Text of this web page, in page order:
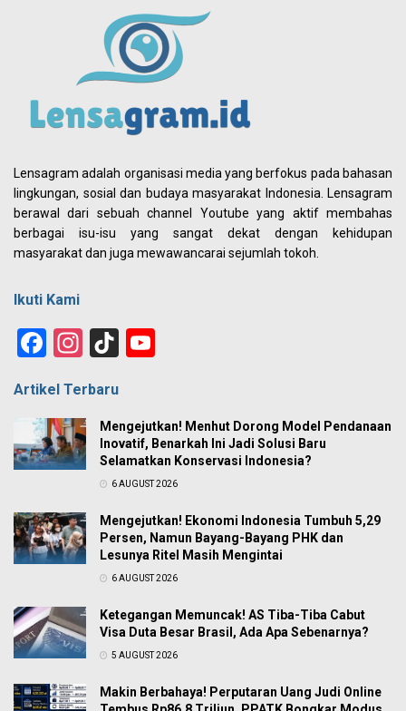
Lensagram adalah organisasi media yang berfokus pada bahasan
lingkungan, sosial dan budaya masyarakat Indonesia. Lensagram
berawal dari sebuah channel Youtube yang aktif membahas
berbagai isu-isu yang sangat dekat dengan kehidupan
masyarakat dan juga mewawancarai sejumlah tokoh.
Ikuti Kami
Facebook
Instagram
TikTok
Artikel Terbaru
Mengejutkan! Menhut Dorong Model Pendanaan
Inovatif, Benarkah Ini Jadi Solusi Baru
Selamatkan Konservasi Indonesia?
6 AUGUST 2026
Mengejutkan! Ekonomi Indonesia Tumbuh 5,29
Persen, Namun Bayang-Bayang PHK dan
Lesunya Ritel Masih Mengintai
6 AUGUST 2026
Ketegangan Memuncak! AS Tiba-Tiba Cabut
Visa Duta Besar Brasil, Ada Apa Sebenarnya?
5 AUGUST 2026
Makin Berbahaya! Perputaran Uang Judi Online